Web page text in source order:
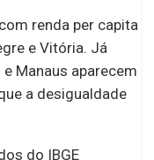
renda per capita
e Vitória. Já
Manaus aparecem
a desigualdade
do IBGE